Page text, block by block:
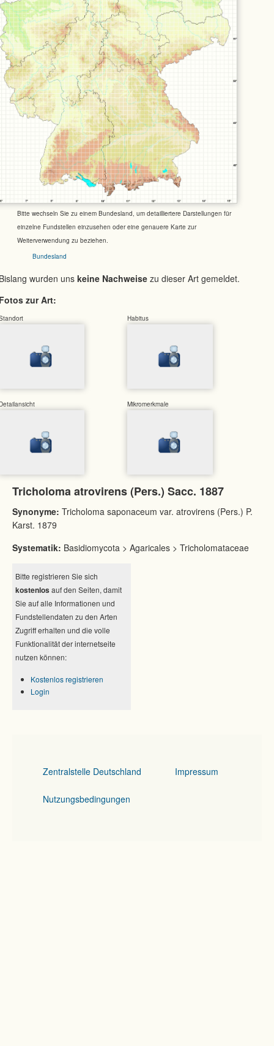
Bitte wechseln Sie zu einem Bundesland, um detailliertere Darstellungen für
einzelne Fundstellen einzusehen oder eine genauere Karte zur
Weiterverwendung zu beziehen.
Bundesland
wurden uns keine Nachweise zu dieser Art gemeldet.
zur Art:
Habitus
Mikromerkmale
Tricholoma atrovirens (Pers.) Sacc. 1887
Synonyme: Tricholoma saponaceum var. atrovirens (Pers.) P.
Karst. 1879
Systematik: Basidiomycota > Agaricales > Tricholomataceae
Bitte registrieren Sie sich
kostenlos auf den Seiten, damit
Sie auf alle Informationen und
Fundstellendaten zu den Arten
Zugriff erhalten und die volle
Funktionalität der internetseite
nutzen können:
Kostenlos registrieren
Login
Zentralstelle Deutschland Impressum
Nutzungsbedingungen